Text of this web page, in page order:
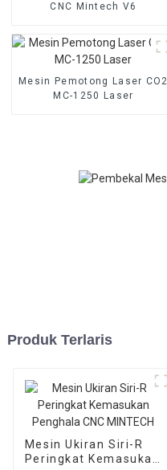
CNC Mintech V6
Mesin Pemotong Laser CO2
MC-1250 Laser
Produk Terlaris
Mesin Ukiran Siri-R
Peringkat Kemasukan